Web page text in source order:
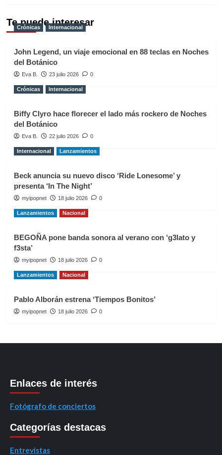
Te puede interesar
Crónicas Internacional
John Legend, un viaje emocional en 88 teclas en Noches
del Botánico
Eva B. 23 julio 2026 0
Crónicas Internacional
Biffy Clyro hace florecer el lado más rockero de Noches
del Botánico
Eva B. 22 julio 2026 0
Internacional Lanzamientos
Beck anuncia su nuevo disco ‘Ride Lonesome’ y
presenta ‘In The Night’
myipopnet 18 julio 2026 0
Lanzamientos Nacional
BEGOÑA pone banda sonora al verano con ‘g3lato y
f3sta’
myipopnet 18 julio 2026 0
Lanzamientos Nacional
Pablo Alborán estrena ‘Tiempos Bonitos’
myipopnet 18 julio 2026 0
Enlaces de interés
Fotógrafo de conciertos
Categorías destacas
Entrevistas